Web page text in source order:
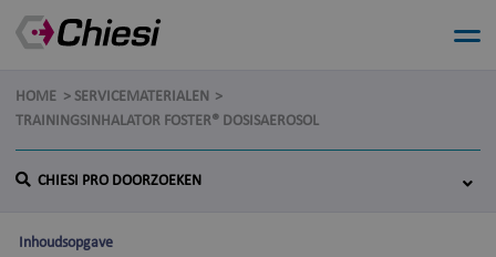
HOME
SERVICEMATERIALEN
TRAININGSINHALATOR FOSTER® DOSISAEROSOL
CHIESI PRO DOORZOEKEN
Inhoudsopgave